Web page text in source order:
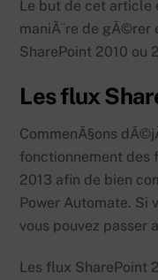
Le but de cet article
maniÃ¨re de
SharePoint 2010 ou
Les flux
CommenÃ§ons
fonctionnement des
2013 afin de bien
Power Automate.
vous pouvez passer
Les flux SharePoint